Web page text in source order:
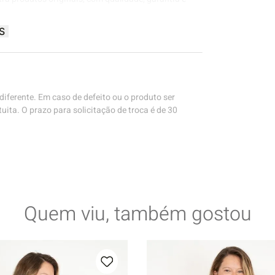
Em caso de defeito ou o produto ser
O prazo para solicitação de troca é de 30
Quem viu, também gostou